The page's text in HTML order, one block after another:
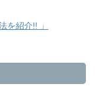
を紹介!! 」